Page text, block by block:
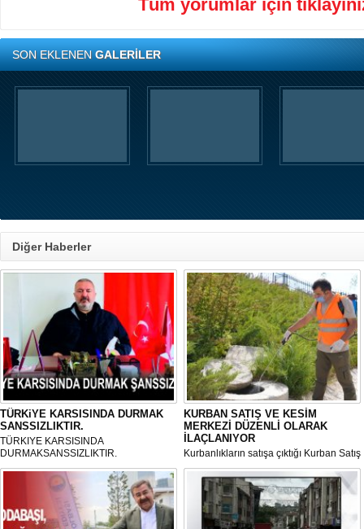
Tüm yorumlar için
SON EKLENENGALERİLER
Diğer Haberler
TÜRKiYE KARSISINDA DURMAK
SANSSIZLIKTIR.
TÜRKIYE KARSISINDA
DURMAKSANSSIZLIKTIR.
KURBAN SATIŞ VE KESİM
MERKEZİ DÜZENLİ OLARAK
İLAÇLANIYOR
Kurbanlıkların satışa çıktığı Kurban Satış
ve Kesim Merkezi, haşere ve
mikropların önüne geçilmesi amacıyla
her gün Gölbaşı Belediyesi ekipleri
tarafından düzenli olarak ilaçlanıyor.